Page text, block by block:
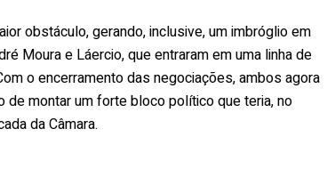
obstáculo, gerando, inclusive, um imbróglio em
Moura e Láercio, que entraram em uma linha de
o encerramento das negociações, ambos agora
de montar um forte bloco político que teria, no
da Câmara.